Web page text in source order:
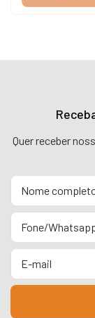
Quer receber